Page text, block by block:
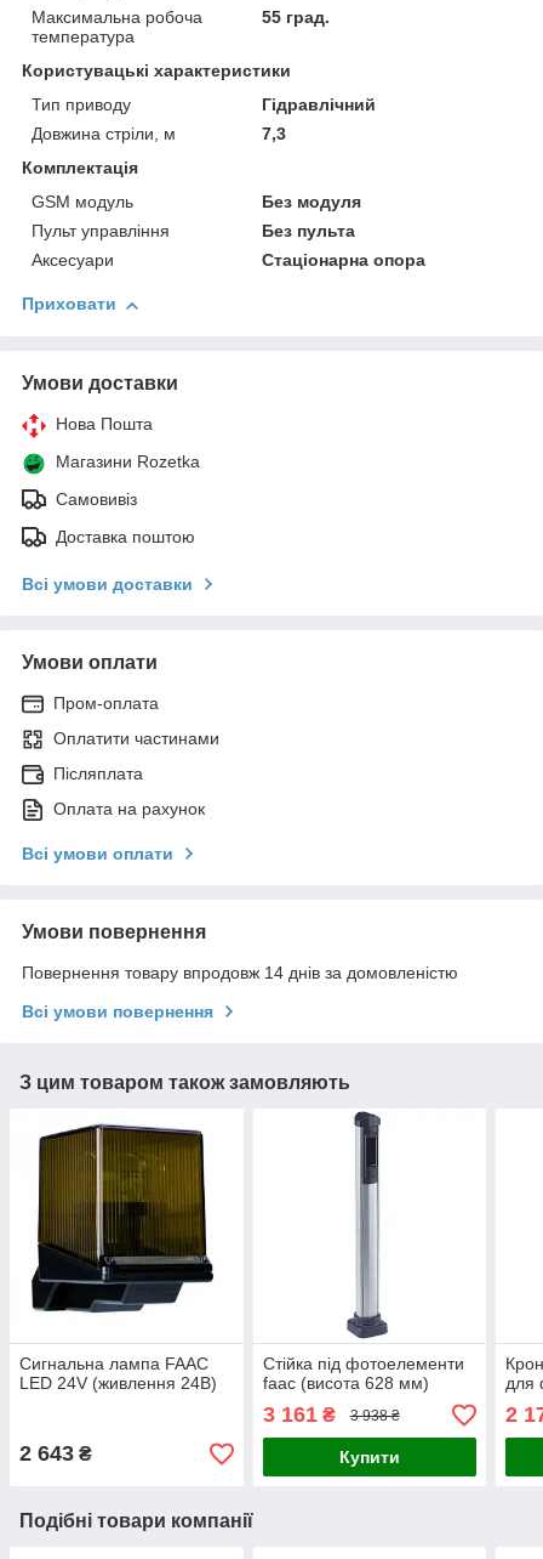
Максимальна робоча
температура
55 град.
Користувацькі характеристики
Тип приводу
Гідравлічний
Довжина стріли, м
7,3
Комплектація
GSM модуль
Без модуля
Пульт управління
Без пульта
Аксесуари
Стаціонарна опора
Приховати
Умови доставки
Нова Пошта
Магазини Rozetka
Самовивіз
Доставка поштою
Всі умови доставки
Умови оплати
Пром-оплата
Оплатити частинами
Післяплата
Оплата на рахунок
Всі умови оплати
Умови повернення
Повернення товару впродовж 14 днів за домовленістю
Всі умови повернення
З цим товаром також замовляють
Сигнальна лампа FAAC
LED 24V (живлення 24В)
2 643 ₴
Стійка під фотоелементи
faac (висота 628 мм)
3 161₴ 3 938 ₴
Купити
для
2
Подібні товари компанії